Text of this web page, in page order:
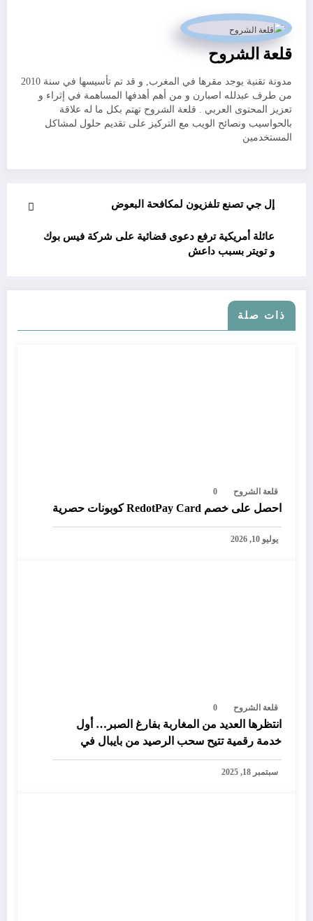
قلعة الشروح
مدونة تقنية يوجد مقرها في المغرب, و قد تم تأسيسها في سنة 2010
من طرف عبدلله اصبارن و من أهم أهدفها المساهمة في إثراء و
تعزيز المحتوى العربي . قلعة الشروح تهتم بكل ما له علاقة
بالحواسيب ونصائح الويب مع التركيز على تقديم حلول لمشاكل
المستخدمين
إل جي تصنع تلفزيون لمكافحة البعوض
عائلة أمريكية ترفع دعوى قضائية على شركة فيس بوك
و تويتر بسبب داعش
ذات صلة
قلعة الشروح 0
احصل على خصم RedotPay Card كوبونات حصرية
يوليو 10, 2026
قلعة الشروح 0
انتظرها العديد من المغاربة بفارغ الصبر… أول
خدمة رقمية تتيح سحب الرصيد من بايبال في
المغرب
سبتمبر 18, 2025